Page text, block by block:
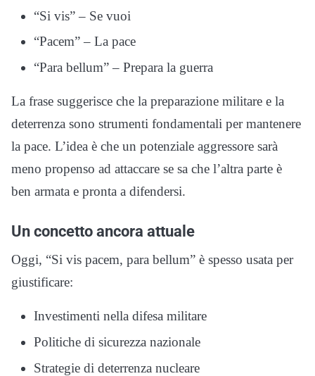
“Si vis” – Se vuoi
“Pacem” – La pace
“Para bellum” – Prepara la guerra
La frase suggerisce che la preparazione militare e la
deterrenza sono strumenti fondamentali per mantenere
la pace. L’idea è che un potenziale aggressore sarà
meno propenso ad attaccare se sa che l’altra parte è
ben armata e pronta a difendersi.
Un concetto ancora attuale
Oggi, “Si vis pacem, para bellum” è spesso usata per
giustificare:
Investimenti nella difesa militare
Politiche di sicurezza nazionale
Strategie di deterrenza nucleare